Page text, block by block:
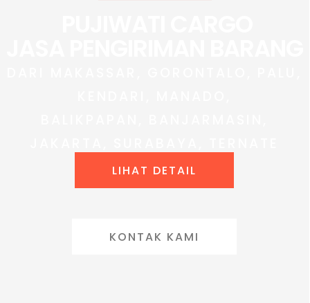
LIHAT DETAIL
KONTAK KAMI